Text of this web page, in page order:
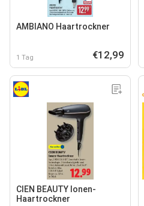
AMBIANO Haartrockner
1 Tag €12,99
CIEN BEAUTY Ionen-
Haartrockner